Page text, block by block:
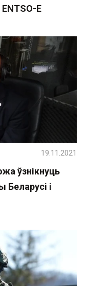
E
ўзнікнуць
і
19.11.2021